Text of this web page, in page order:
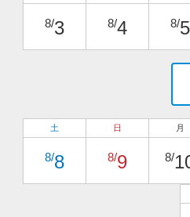
8/3 8/4 8/5
土
8/8
日
8/9
月
8/